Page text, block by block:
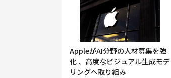
AppleがAI分野の人材募集を強
化 、高度なビジュアル生成モデ
リングへ取り組み